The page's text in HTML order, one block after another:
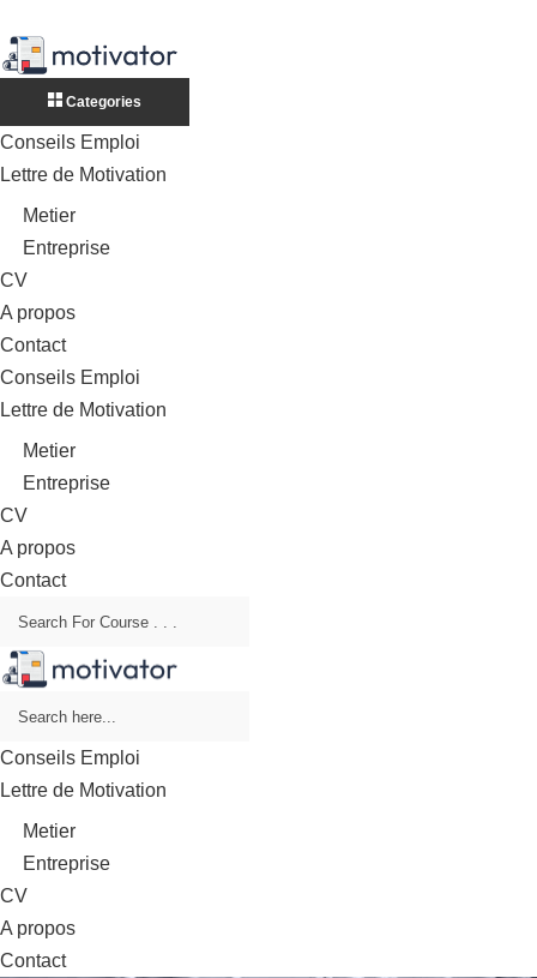
Categories
Conseils Emploi
Lettre de Motivation
Metier
Entreprise
CV
A propos
Contact
Conseils Emploi
Lettre de Motivation
Metier
Entreprise
CV
A propos
Contact
Conseils Emploi
Lettre de Motivation
Metier
Entreprise
CV
A propos
Contact